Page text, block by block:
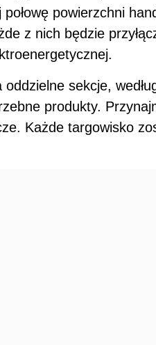
powierzchni
z nich będzie
sekcje,
produkty.
Każde targowisko